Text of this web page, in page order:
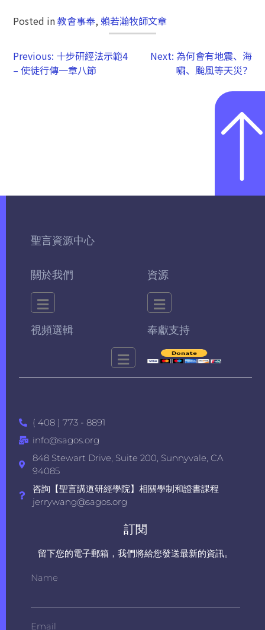
Posted in教會事奉, 賴若瀚牧師文章
Previous: 十步研經法示範4
– 使徒行傳一章八節
Next: 為何會有地震、海
嘯、颱風等天災？
聖言資源中心
關於我們 資源
視頻選輯 奉獻支持
( 408 ) 773 - 8891
info@sagos.org
848 Stewart Drive, Suite 200, Sunnyvale, CA
94085
咨詢【聖言講道研經學院】相關學制和證書課程
jerrywang@sagos.org
訂閱
留下您的電子郵箱，我們將給您發送最新的資訊。
Name
Email